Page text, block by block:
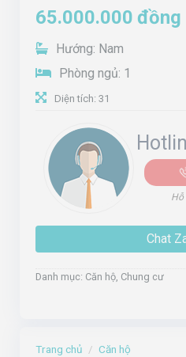
Trang chủ / Căn hộ
65.000.000 đồng
Hướng: Nam
Phòng ngủ: 1
Diện tích: 31
Chat
Danh mục: Căn hộ, Chung cư